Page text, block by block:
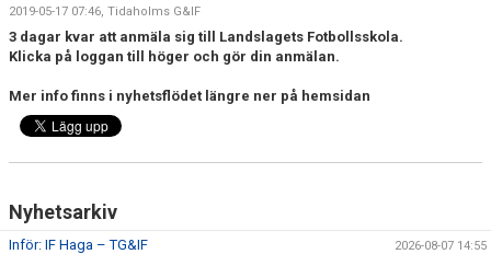
SOUVENIRER
MATCHER
PLANSCHEMA
2019-05-17 07:46, Tidaholms G&IF
3 dagar kvar att anmäla sig till Landslagets Fotbollsskola.
Klicka på loggan till höger och gör din anmälan.
Mer info finns i nyhetsflödet längre ner på hemsidan
Nyhetsarkiv
Inför: IF Haga – TG&IF 2026-08-07 14:55